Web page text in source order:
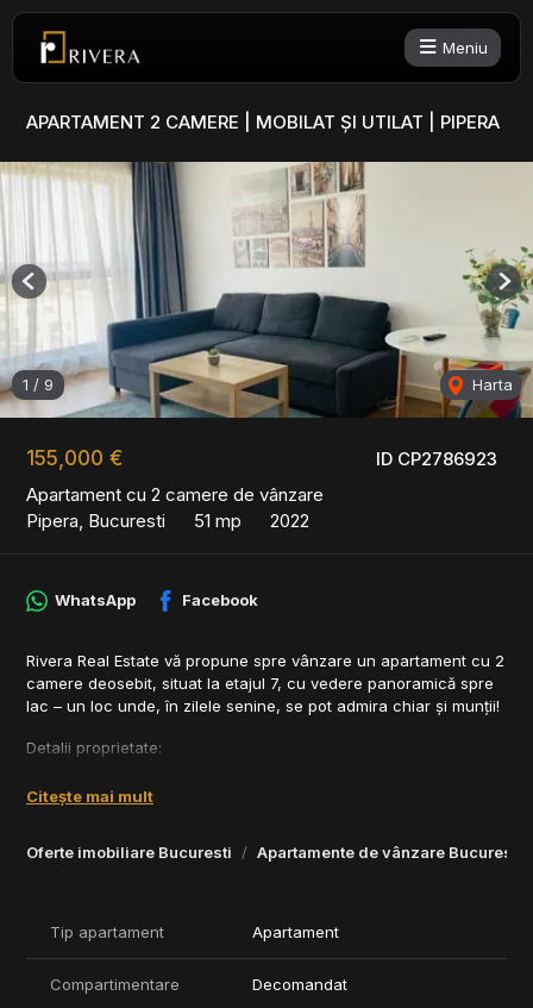
Meniu
APARTAMENT 2 CAMERE | MOBILAT ȘI UTILAT | PIPERA
ID CP2786923
155,000 €
Apartament cu 2 camere de vânzare
Pipera, Bucuresti
51 mp 2022
1 / 9 Harta
Previous
Oferte imobiliare Bucuresti Apartamente de vânzare Bucuresti
WhatsApp Facebook
Rivera Real Estate vă propune spre vânzare un apartament cu 2
camere deosebit, situat la etajul 7, cu vedere panoramică spre
lac – un loc unde, în zilele senine, se pot admira chiar și munții!
Detalii proprietate:
pentru cupluri sau familii
• Mașină de spălat rufe și vase
• Încălzire în pardoseală, pentru confort optim
• Terasă spațioasă, amenajată cu masă și scaune – locul
Citește mai mult
Tip apartament Apartament
Compartimentare Decomandat